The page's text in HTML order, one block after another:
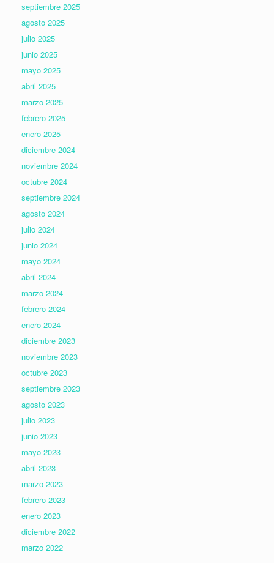
septiembre 2025
agosto 2025
julio 2025
junio 2025
mayo 2025
abril 2025
marzo 2025
febrero 2025
enero 2025
diciembre 2024
noviembre 2024
octubre 2024
septiembre 2024
agosto 2024
julio 2024
junio 2024
mayo 2024
abril 2024
marzo 2024
febrero 2024
enero 2024
diciembre 2023
noviembre 2023
octubre 2023
septiembre 2023
agosto 2023
julio 2023
junio 2023
mayo 2023
abril 2023
marzo 2023
febrero 2023
enero 2023
diciembre 2022
marzo 2022